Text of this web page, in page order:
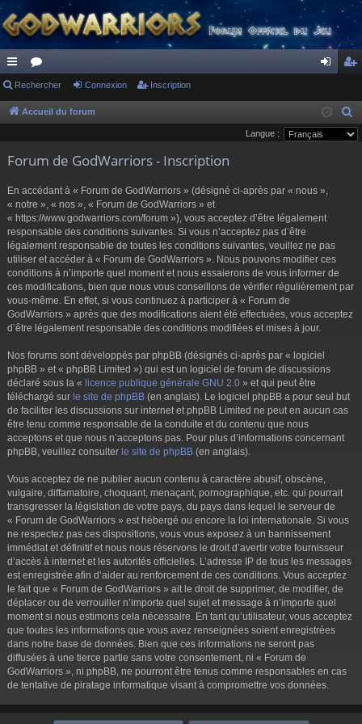
ac
co
ci
or
u
s
ne cri
pti
Rechercher Connexion Inscription
Accueil du forum
e
Langue :
Forum de GodWarriors - Inscription
En accédant à « Forum de GodWarriors » (désigné ci-après par « nous »,
« notre », « nos », « Forum de GodWarriors » et
« https://www.godwarriors.com/forum »), vous acceptez d’être légalement
responsable des conditions suivantes. Si vous n’acceptez pas d’être
légalement responsable de toutes les conditions suivantes, veuillez ne pas
utiliser et accéder à « Forum de GodWarriors ». Nous pouvons modifier ces
conditions à n’importe quel moment et nous essaierons de vous informer de
ces modifications, bien que nous vous conseillons de vérifier régulièrement par
vous-même. En effet, si vous continuez à participer à « Forum de
GodWarriors » après que des modifications aient été effectuées, vous acceptez
d’être légalement responsable des conditions modifiées et mises à jour.
Nos forums sont développés par phpBB (désignés ci-après par « logiciel
phpBB » et « phpBB Limited ») qui est un logiciel de forum de discussions
déclaré sous la « licence publique générale GNU 2.0 » et qui peut être
téléchargé sur le site de phpBB (en anglais). Le logiciel phpBB a pour seul but
de faciliter les discussions sur internet et phpBB Limited ne peut en aucun cas
être tenu comme responsable de la conduite et du contenu que nous
acceptons et que nous n’acceptons pas. Pour plus d’informations concernant
phpBB, veuillez consulter le site de phpBB (en anglais).
Vous acceptez de ne publier aucun contenu à caractère abusif, obscène,
vulgaire, diffamatoire, choquant, menaçant, pornographique, etc. qui pourrait
transgresser la législation de votre pays, du pays dans lequel le serveur de
« Forum de GodWarriors » est hébergé ou encore la loi internationale. Si vous
ne respectez pas ces dispositions, vous vous exposez à un bannissement
immédiat et définitif et nous nous réservons le droit d’avertir votre fournisseur
d’accès à internet et les autorités officielles. L’adresse IP de tous les messages
est enregistrée afin d’aider au renforcement de ces conditions. Vous acceptez
le fait que « Forum de GodWarriors » ait le droit de supprimer, de modifier, de
déplacer ou de verrouiller n’importe quel sujet et message à n’importe quel
moment si nous estimons cela nécessaire. En tant qu’utilisateur, vous acceptez
que toutes les informations que vous avez renseignées soient enregistrées
dans notre base de données. Bien que ces informations ne seront pas
diffusées à une tierce partie sans votre consentement, ni « Forum de
GodWarriors », ni phpBB, ne pourront être tenus comme responsables en cas
de tentative de piratage informatique visant à compromettre vos données.